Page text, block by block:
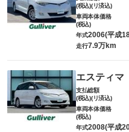
(税込)(リ済込)
車両本体価格
(税込)
年式2006(平成
走行7.9万km
エスティマ
支払総額
(税込)(リ済込)
車両本体価格
(税込)
年式2008(平成